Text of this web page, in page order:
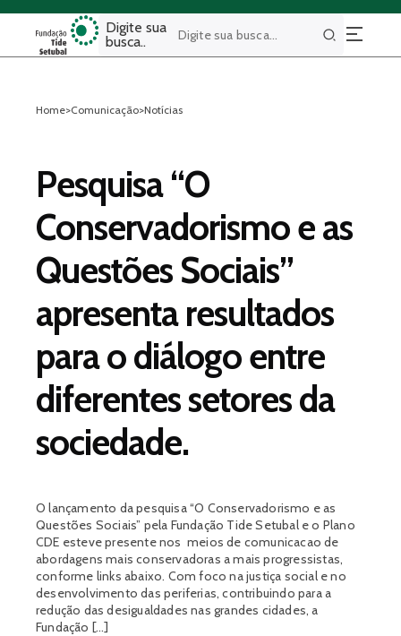
Digite sua
busca..
Buscar
Home>Comunicação>Notícias
Pesquisa “O
Conservadorismo e as
Questões Sociais”
apresenta resultados
para o diálogo entre
diferentes setores da
sociedade.
O lançamento da pesquisa “O Conservadorismo e as
Questões Sociais” pela Fundação Tide Setubal e o Plano
CDE esteve presente nos meios de comunicacao de
abordagens mais conservadoras a mais progressistas,
conforme links abaixo. Com foco na justiça social e no
desenvolvimento das periferias, contribuindo para a
redução das desigualdades nas grandes cidades, a
Fundação […]